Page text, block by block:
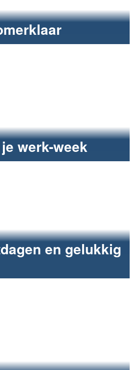
bij Cello.
werk-week
Fietsmaatjes.
en gelukkig
de Warme Winter Week.